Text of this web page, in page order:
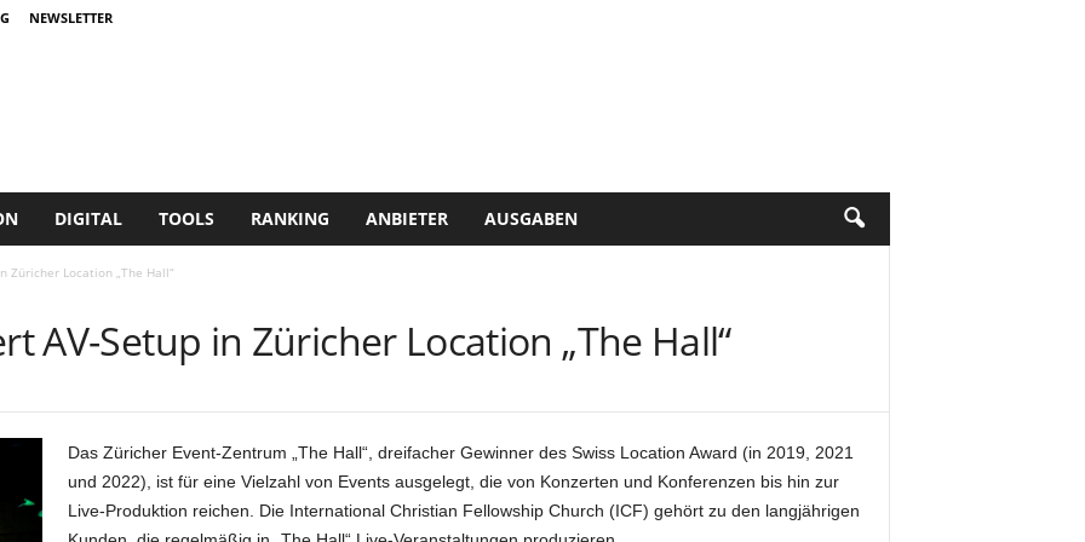
NEWSLETTER
DIGITAL TOOLS RANKING ANBIETER AUSGABEN
Züricher Location „The Hall“
AV-Setup in Züricher Location „The Hall“
Das Züricher Event-Zentrum „The Hall“, dreifacher Gewinner des Swiss Location Award (in 2019, 2021
und 2022), ist für eine Vielzahl von Events ausgelegt, die von Konzerten und Konferenzen bis hin zur
Live-Produktion reichen. Die International Christian Fellowship Church (ICF) gehört zu den langjährigen